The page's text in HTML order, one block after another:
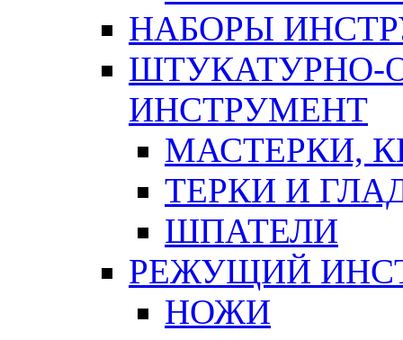
НАБОРЫ
ШТУКАТУРНО-
ИНСТРУМЕНТ
МАСТЕРКИ,
ТЕРКИ И
ШПАТЕЛИ
РЕЖУЩИЙ
НОЖИ